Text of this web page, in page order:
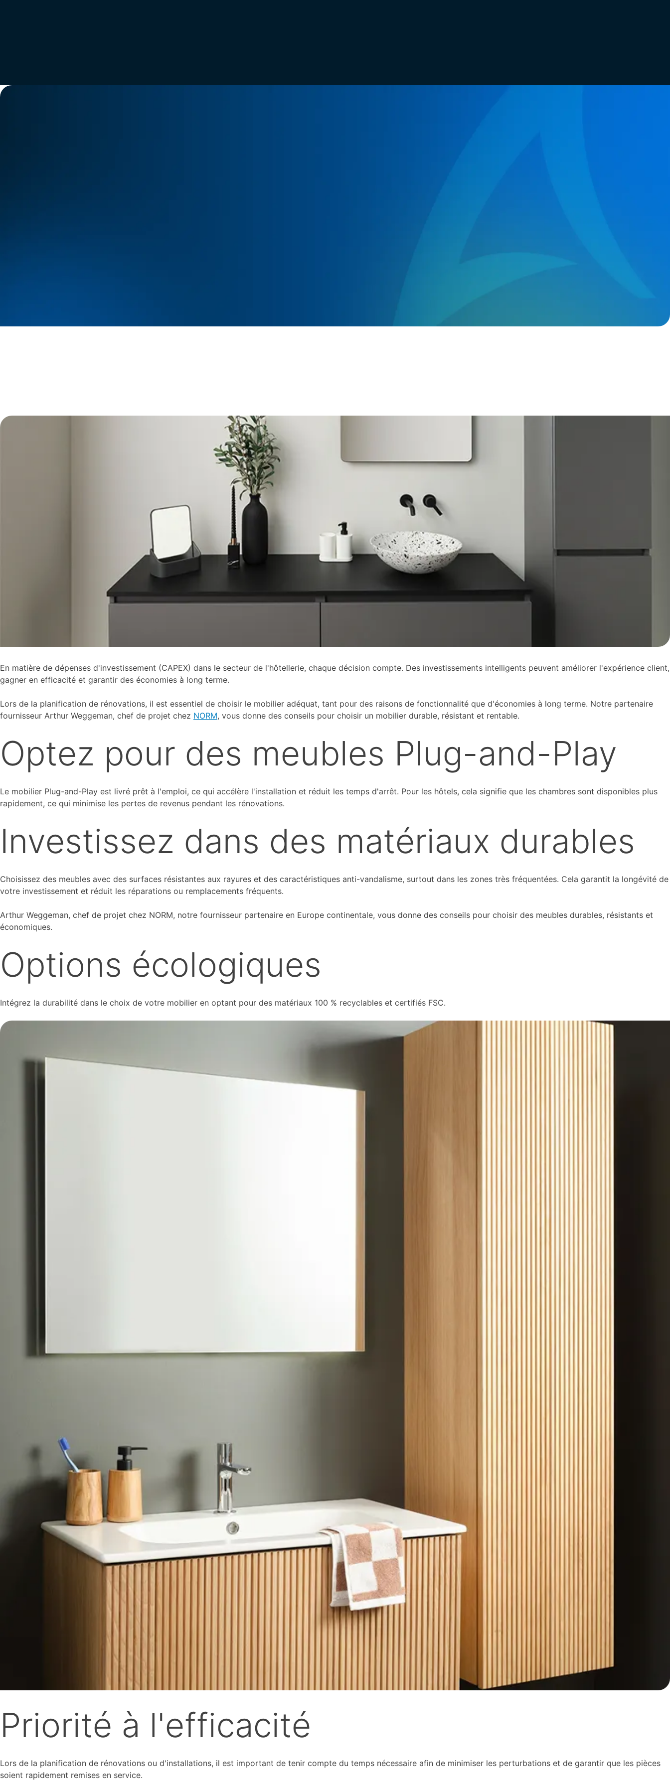
En matière de dépenses d'investissement (CAPEX) dans le secteur de l'hôtellerie, chaque décision compte. Des investissements intelligents peuvent améliorer l'expérience client,
gagner en efficacité et garantir des économies à long terme.
Lors de la planification de rénovations, il est essentiel de choisir le mobilier adéquat, tant pour des raisons de fonctionnalité que d'économies à long terme. Notre partenaire
fournisseur Arthur Weggeman, chef de projet chez NORM, vous donne des conseils pour choisir un mobilier durable, résistant et rentable.
Optez pour des meubles Plug-and-Play
Le mobilier Plug-and-Play est livré prêt à l'emploi, ce qui accélère l'installation et réduit les temps d'arrêt. Pour les hôtels, cela signifie que les chambres sont disponibles plus
rapidement, ce qui minimise les pertes de revenus pendant les rénovations.
Investissez dans des matériaux durables
Choisissez des meubles avec des surfaces résistantes aux rayures et des caractéristiques anti-vandalisme, surtout dans les zones très fréquentées. Cela garantit la longévité de
votre investissement et réduit les réparations ou remplacements fréquents.
Arthur Weggeman, chef de projet chez NORM, notre fournisseur partenaire en Europe continentale, vous donne des conseils pour choisir des meubles durables, résistants et
économiques.
Options écologiques
Intégrez la durabilité dans le choix de votre mobilier en optant pour des matériaux 100 % recyclables et certifiés FSC.
Priorité à l'efficacité
Lors de la planification de rénovations ou d'installations, il est important de tenir compte du temps nécessaire afin de minimiser les perturbations et de garantir que les pièces
soient rapidement remises en service.